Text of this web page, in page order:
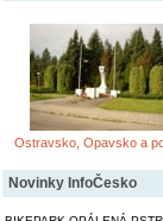
Ostravsko, Opavsko a
Novinky InfoČesko